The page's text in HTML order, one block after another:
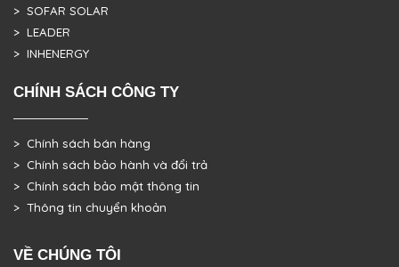
> SOFAR SOLAR
> LEADER
> INHENERGY
CHÍNH SÁCH CÔNG TY
> Chính sách bán hàng
> Chính sách bảo hành và đổi trả
> Chính sách bảo mật thông tin
> Thông tin chuyển khoản
VỀ CHÚNG TÔI